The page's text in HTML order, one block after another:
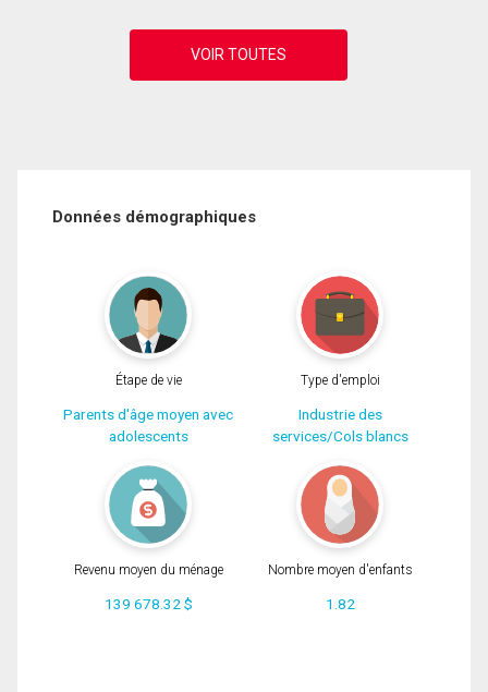
Données démographiques
Étape de vie
Parents d'âge moyen avec
adolescents
Type d'emploi
Industrie des
services/Cols blancs
Revenu moyen du ménage
139 678.32 $
Nombre moyen d'enfants
1.82